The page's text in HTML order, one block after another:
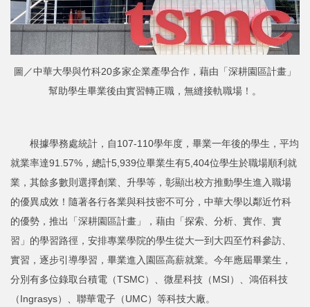
圖／中華大學與竹科20多家企業產學合作，藉由「深耕園區計畫」
幫助學生畢業後由實習轉正職，無縫接軌職場！。
根據學務處統計，自107-110學年度，畢業一年後的學生，平均
就業率達91.57%，總計5,939位畢業生有5,404位學生於職場順利就
業，其餘多數則選擇創業、升學等，彰顯出校方推動學生進入職場
的優異成效！隨著各行各業與科技密不可分，中華大學以鄰近竹科
的優勢，推出「深耕園區計畫」，藉由「探索、分析、實作、實
習」的學習路徑，安排專業學院的學生從大一到大四至竹科參訪、
實習，逐步引導學習，畢業進入園區高薪就業。今年應屆畢業生，
分別有多位錄取台積電（TSMC）、微星科技（MSI）、鴻佰科技
（Ingrasys）、聯華電子（UMC）等科技大廠。